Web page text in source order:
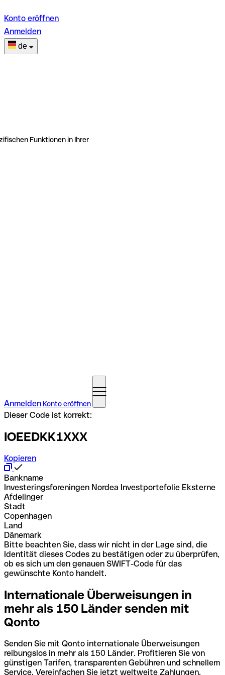
Konto eröffnen
Anmelden
de
Funktionen in Ihrer
Anmelden Konto eröffnen
Dieser Code ist korrekt:
IOEEDKK1XXX
Kopieren
Bankname
Investeringsforeningen Nordea Investportefolie Eksterne
Afdelinger
Stadt
Copenhagen
Land
Dänemark
Bitte beachten Sie, dass wir nicht in der Lage sind, die
Identität dieses Codes zu bestätigen oder zu überprüfen,
ob es sich um den genauen SWIFT-Code für das
gewünschte Konto handelt.
Internationale Überweisungen in
mehr als 150 Länder senden mit
Qonto
Senden Sie mit Qonto internationale Überweisungen
reibungslos in mehr als 150 Länder. Profitieren Sie von
günstigen Tarifen, transparenten Gebühren und schnellem
Service. Vereinfachen Sie jetzt weltweite Zahlungen.